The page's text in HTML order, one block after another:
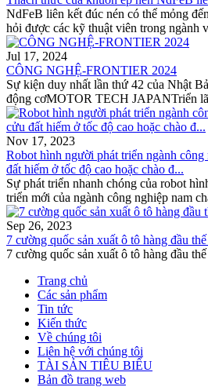
NdFeB liên kết đúc nén có thể mỏng
hỏi được các kỹ thuật viên trong ngành
Jul 17, 2024
CÔNG NGHỆ-FRONTIER 2024
Sự kiện duy nhất lần thứ 42 của Nhật
động cơMOTOR TECH JAPANTriển
Nov 17, 2023
Robot hình người phát triển ngành
đất hiếm ở tốc độ cao hoặc chào đ...
Sự phát triển nhanh chóng của robot
triển mới của ngành công nghiệp nam
Sep 26, 2023
7 cường quốc sản xuất ô tô hàng đầu
7 cường quốc sản xuất ô tô hàng đầu
Trang chủ
Các sản phẩm
Tin tức
Kiến thức
Về chúng tôi
Liên hệ với chúng tôi
TÀI SẢN TIÊU BIỂU
Bản đồ trang web